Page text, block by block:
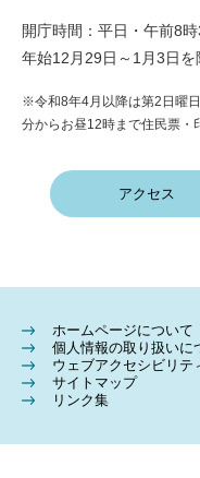
開庁時間：平日・午前8
年始12月29日～1月3日を
※令和8年4月以降は第2日曜
分からお昼12時まで住民票
アクセス
ホームページについて
個人情報の取り扱いに
ウェブアクセシビリテ
サイトマップ
リンク集